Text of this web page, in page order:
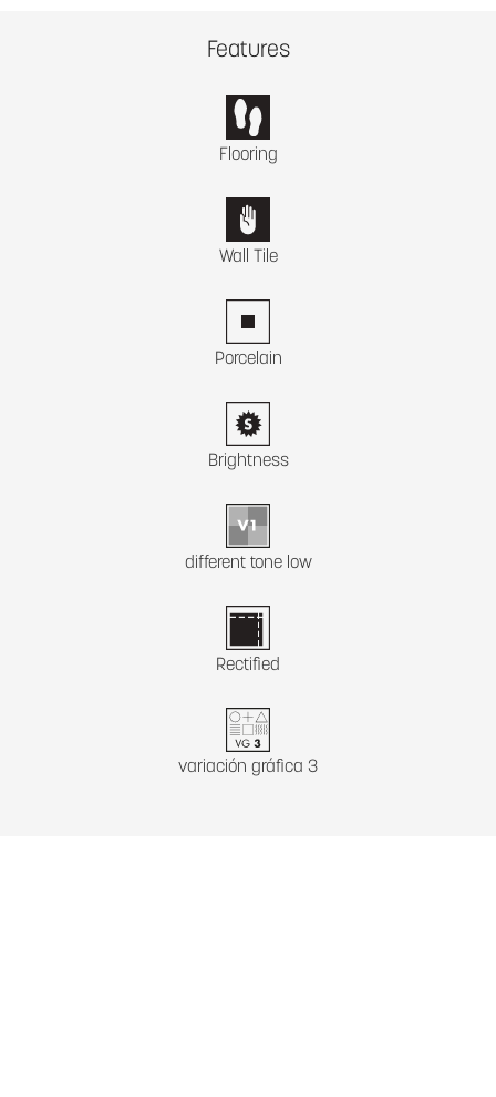
Features
Flooring
Wall Tile
Porcelain
Brightness
different tone low
Rectified
variación gráfica 3